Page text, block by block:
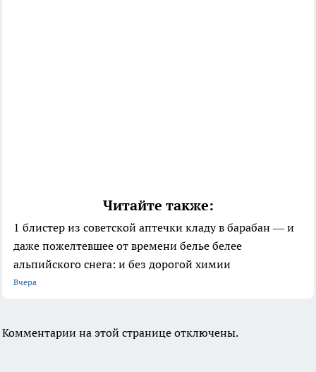
Читайте также:
1 блистер из советской аптечки кладу в барабан — и
даже пожелтевшее от времени белье белее
альпийского снега: и без дорогой химии
Вчера
Комментарии на этой странице отключены.